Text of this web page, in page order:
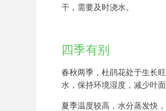
干，需要及时浇水。
四季有别
春秋两季，杜鹃花处于生长
水，保持环境湿度，减少叶面
夏季温度较高，水分蒸发快